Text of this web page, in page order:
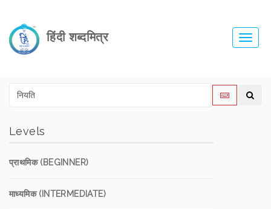
हिंदी शब्दमित्र
Levels
प्राथमिक (BEGINNER)
माध्यमिक (INTERMEDIATE)